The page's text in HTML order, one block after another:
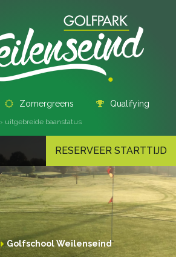
Zomergreens Qualifying
› uitgebreide baanstatus
RESERVEER STARTTIJD
Golfschool Weilenseind